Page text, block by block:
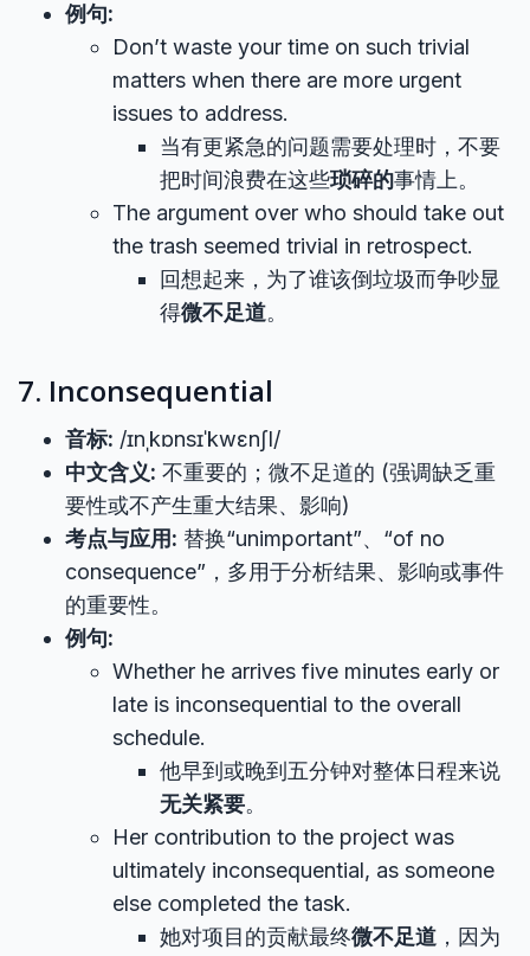
例句:
Don’t waste your time on such trivial
matters when there are more urgent
issues to address.
当有更紧急的问题需要处理时，不要
把时间浪费在这些琐碎的事情上。
The argument over who should take out
the trash seemed trivial in retrospect.
回想起来，为了谁该倒垃圾而争吵显
得微不足道。
7. Inconsequential
音标: /ɪnˌkɒnsɪˈkwɛnʃl/
中文含义: 不重要的；微不足道的 (强调缺乏重
要性或不产生重大结果、影响)
考点与应用: 替换“unimportant”、“of no
consequence”，多用于分析结果、影响或事件
的重要性。
例句:
Whether he arrives five minutes early or
late is inconsequential to the overall
schedule.
他早到或晚到五分钟对整体日程来说
无关紧要。
Her contribution to the project was
ultimately inconsequential, as someone
else completed the task.
她对项目的贡献最终微不足道 ，因为